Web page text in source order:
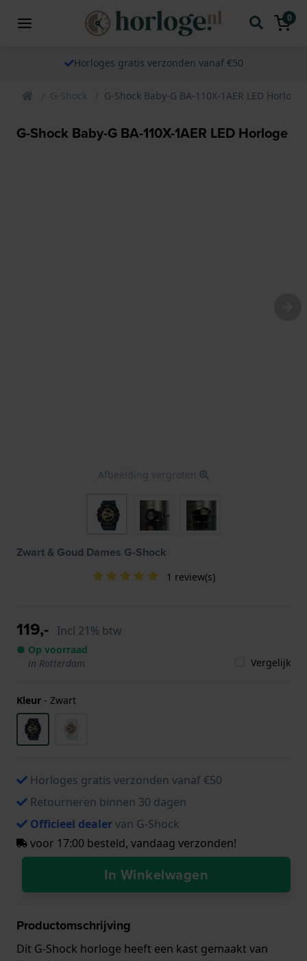
0
Horloges gratis verzonden vanaf €50
G-Shock G-Shock Baby-G BA-110X-1AER LED Horloge
G-Shock Baby-G BA-110X-1AER LED Horloge
Afbeelding vergroten
Zwart & Goud Dames G-Shock
1 review(s)
119,- Incl 21% btw
● Op voorraad
in Rotterdam
Vergelijk
Kleur - Zwart
Horloges gratis verzonden vanaf €50
Retourneren binnen 30 dagen
Officieel dealervan G-Shock
voor 17:00 besteld, vandaag verzonden!
In Winkelwagen
Productomschrijving
Dit G-Shock horloge heeft een kast gemaakt van